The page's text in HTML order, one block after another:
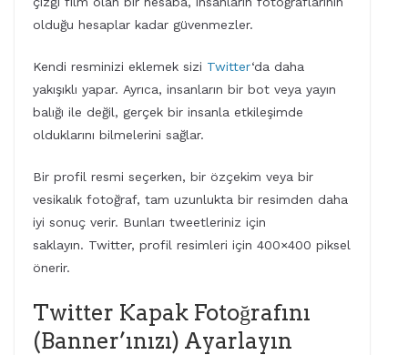
olduğu hesaplar kadar güvenmezler.
Kendi resminizi eklemek sizi Twitter‘da daha
yakışıklı yapar. Ayrıca, insanların bir bot veya yayın
balığı ile değil, gerçek bir insanla etkileşimde
olduklarını bilmelerini sağlar.
Bir profil resmi seçerken, bir özçekim veya bir
vesikalık fotoğraf, tam uzunlukta bir resimden daha
iyi sonuç verir. Bunları tweetleriniz için
saklayın. Twitter, profil resimleri için 400×400 piksel
önerir.
Twitter Kapak Fotoğrafını
(Banner’ınızı) Ayarlayın